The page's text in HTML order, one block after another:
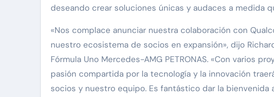
deseando crear soluciones únicas y audaces a medida
«Nos complace anunciar nuestra colaboración con
nuestro ecosistema de socios en expansión», dijo
Fórmula Uno Mercedes-AMG PETRONAS. «Con varios
pasión compartida por la tecnología y la innovación
socios y nuestro equipo. Es fantástico dar la bienvenida